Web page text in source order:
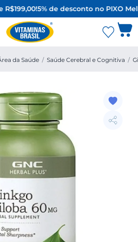
5% de desconto no PIXO
da Saúde / Saúde Cerebral e Cognitiva /